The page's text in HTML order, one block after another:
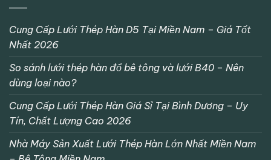
Cung Cấp Lưới Thép Hàn D5 Tại Miền Nam – Giá Tốt
Nhất 2026
So sánh lưới thép hàn đổ bê tông và lưới B40 – Nên
dùng loại nào?
Cung Cấp Lưới Thép Hàn Giá Sỉ Tại Bình Dương – Uy
Tín, Chất Lượng Cao 2026
Nhà Máy Sản Xuất Lưới Thép Hàn Lớn Nhất Miền Nam